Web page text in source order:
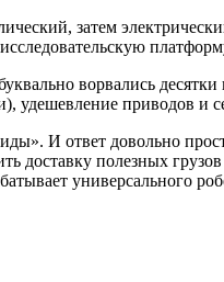
затем
ворвались
удешевление приводов и
И ответ довольно
доставку полезных
универсального